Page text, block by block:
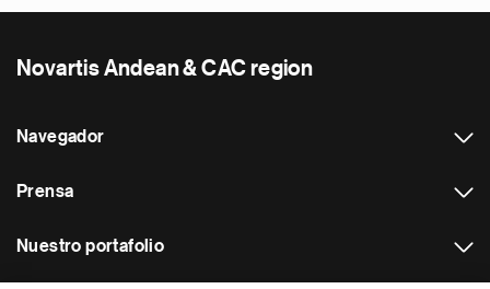
Novartis Andean & CAC region
Navegador
Prensa
Nuestro portafolio